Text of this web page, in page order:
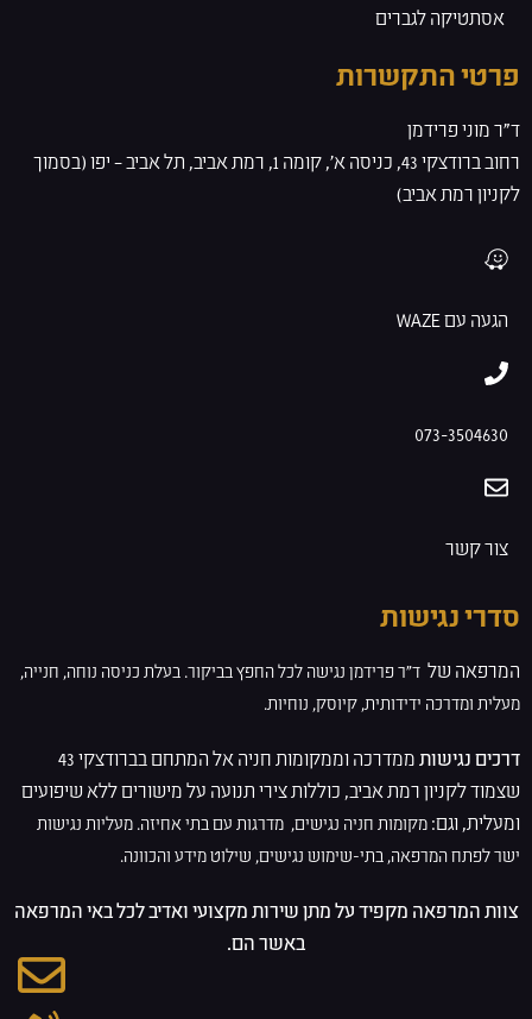
אסתטיקה לגברים
פרטי התקשרות
ד”ר מוני פרידמן
רחוב ברודצקי 43, כניסה א', קומה 1, רמת אביב, תל אביב – יפו (בסמוך
לקניון רמת אביב)
הגעה עם WAZE
073-3504630
צור קשר
סדרי נגישות
המרפאה של ד”ר פרידמן נגישה לכל החפץ בביקור. בעלת כניסה נוחה, חנייה,
מעלית ומדרכה ידידותית, קיוסק, נוחיות.
דרכים נגישות
ממדרכה וממקומות חניה אל המתחם בברודצקי 43
שצמוד לקניון רמת אביב, כוללות צירי תנועה על מישורים ללא שיפועים
ומעלית, וגם: מקומות חניה נגישים, מדרגות עם בתי אחיזה. מעליות נגישות
ישר לפתח המרפאה, בתי-שימוש נגישים, שילוט מידע והכוונה.
צוות המרפאה מקפיד על מתן שירות מקצועי ואדיב לכל באי המרפאה
באשר הם.